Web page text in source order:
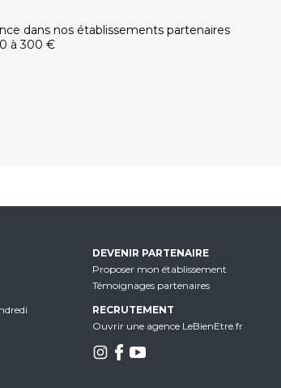
dans nos établissements partenaires
à 300 €
DEVENIR PARTENAIRE
Proposer mon établissement
Témoignages partenaires
RECRUTEMENT
Ouvrir une agence LeBienEtre.fr